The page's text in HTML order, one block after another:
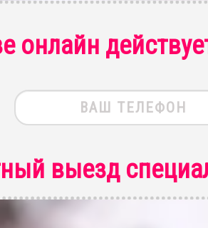
онлайн
выезд